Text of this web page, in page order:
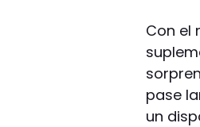
Con el
pase
un